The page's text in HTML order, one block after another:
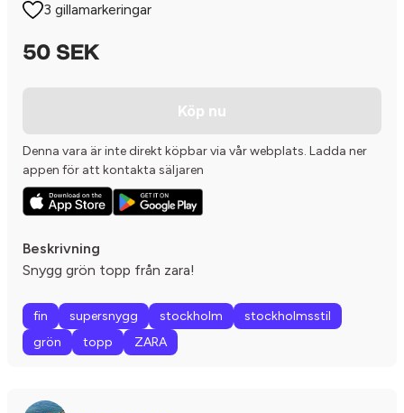
3 gillamarkeringar
50 SEK
Köp nu
Denna vara är inte direkt köpbar via vår webplats. Ladda ner
appen för att kontakta säljaren
Beskrivning
Snygg grön topp från zara!
fin supersnygg stockholm
stockholmsstil
grön
topp ZARA